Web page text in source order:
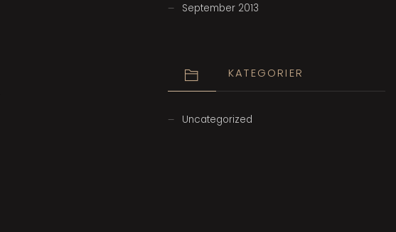
September 2013
KATEGORIER
Uncategorized